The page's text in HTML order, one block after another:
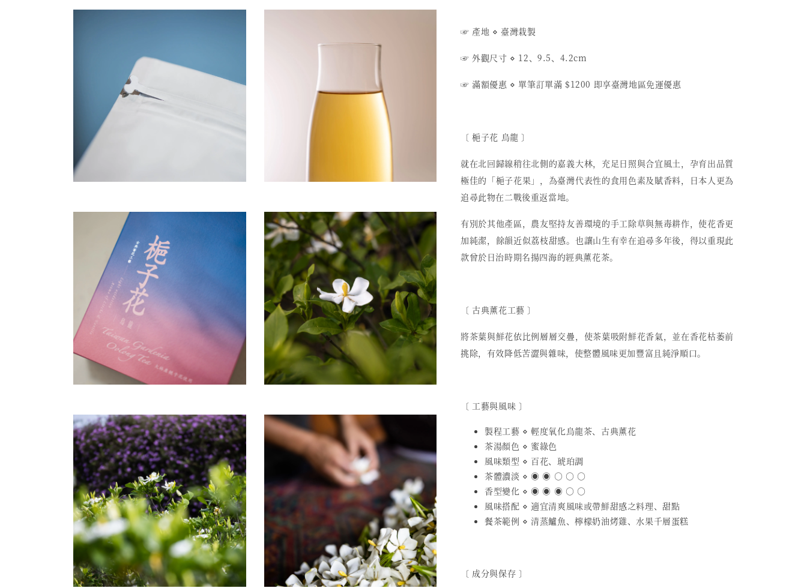
☞ 產地 ⋄ 臺灣栽製
☞ 外觀尺寸 ⋄ 12、9.5、4.2cm
☞ 滿額優惠 ⋄ 單筆訂單滿 $1200 即享臺灣地區免運優惠
〔 梔子花 烏龍 〕
就在北回歸線稍往北側的嘉義大林，充足日照與合宜風土，孕育出品質
極佳的「梔子花果」，為臺灣代表性的食用色素及賦香料，日本人更為
追尋此物在二戰後重返當地。
有別於其他產區，農友堅持友善環境的手工除草與無毒耕作，使花香更
加純潔，餘韻近似荔枝甜感。也讓山生有幸在追尋多年後，得以重現此
款曾於日治時期名揚四海的經典薰花茶。
〔 古典薰花工藝 〕
將茶葉與鮮花依比例層層交疊，使茶葉吸附鮮花香氣，並在香花枯萎前
挑除，有效降低苦澀與雜味，使整體風味更加豐富且純淨順口。
〔 工藝與風味 〕
製程工藝 ⋄ 輕度氧化烏龍茶、古典薰花
茶湯顏色 ⋄ 蜜綠色
風味類型 ⋄ 百花、琥珀調
茶體濃淡 ⋄ ◉ ◉ ○ ○ ○
香型變化 ⋄ ◉ ◉ ◉ ○ ○
風味搭配 ⋄ 適宜清爽風味或帶鮮甜感之料理、甜點
餐茶範例 ⋄ 清蒸鱸魚、檸檬奶油烤雞、水果千層蛋糕
〔 成分與保存 〕